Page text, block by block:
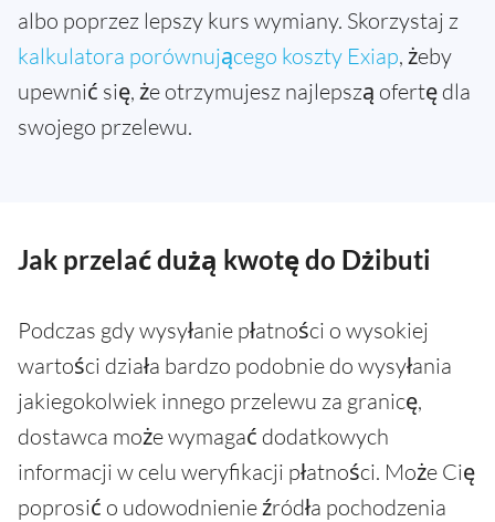
albo poprzez lepszy kurs wymiany. Skorzystaj z
kalkulatora porównującego koszty Exiap, żeby
upewnić się, że otrzymujesz najlepszą ofertę dla
swojego przelewu.
Jak przelać dużą kwotę do Dżibuti
Podczas gdy wysyłanie płatności o wysokiej
wartości działa bardzo podobnie do wysyłania
jakiegokolwiek innego przelewu za granicę,
dostawca może wymagać dodatkowych
informacji w celu weryfikacji płatności. Może Cię
poprosić o udowodnienie źródła pochodzenia